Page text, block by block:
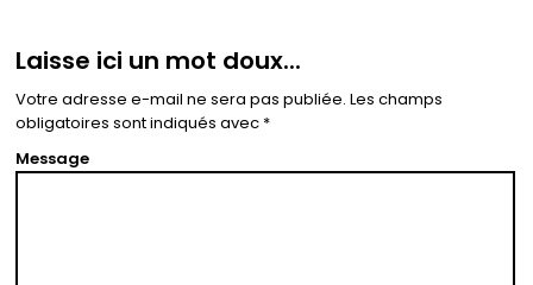
Laisse ici un mot doux...
Votre adresse e-mail ne sera pas publiée. Les champs
obligatoires sont indiqués avec *
Message